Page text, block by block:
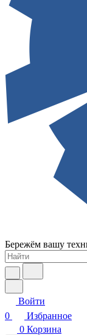
Бережём вашу
Войти
0
Избранное
0 Корзина